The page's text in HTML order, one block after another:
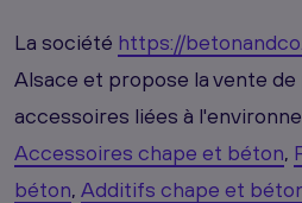
La société https://
Alsace et propose la vente
accessoires liées à
Accessoires chape et béton,
béton, Additifs chape et